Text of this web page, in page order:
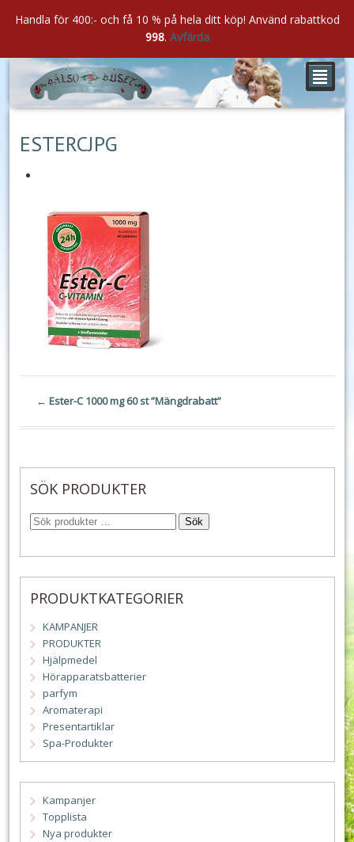
²
ESTERCJPG
← Ester-C 1000 mg 60 st ”Mängdrabatt”
SÖK PRODUKTER
Sök
PRODUKTKATEGORIER
KAMPANJER
PRODUKTER
Hjälpmedel
Hörapparatsbatterier
parfym
Aromaterapi
Presentartiklar
Spa-Produkter
Kampanjer
Topplista
Nya produkter
Handla för 400:- och få 10 % på hela ditt köp! Använd rabattkod
998. Avfärda